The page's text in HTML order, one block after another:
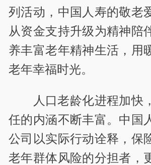
列活动，中国人寿的敬老
从资金支持升级为精神陪
养丰富老年精神生活，用
老年幸福时光。
人口老龄化进程加快
任的内涵不断丰富。中国
公司以实际行动诠释，保
老年群体风险的分担者，